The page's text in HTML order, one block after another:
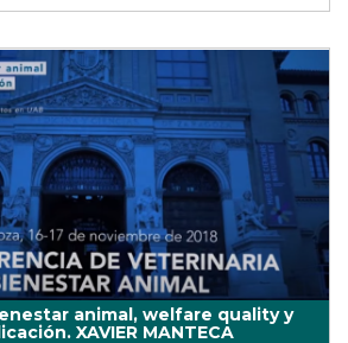
animal, welfare quality y
XAVIER MANTECA